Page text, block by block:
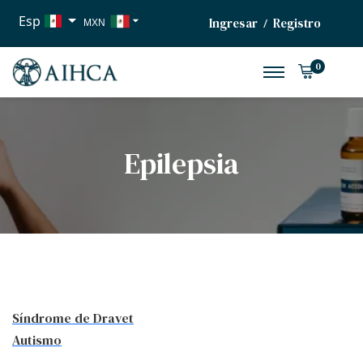
Esp MXN
EUR
Ingresar / Registro
0
Epilepsia
Síndrome de Dravet
Autismo